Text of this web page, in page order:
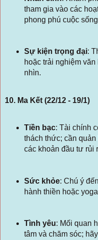
tham gia vào các
phong phú cuộc
Sự kiện trọng đại:
hoặc trải nghiệm
nhìn.
10. Ma Kết (22/12 - 19/1)
Tiền bạc: Tài chính
thách thức; cần
các khoản đầu tư rủi
Sức khỏe: Chú ý
hành thiền hoặc
Tình yêu: Mối quan
tâm và chăm sóc;